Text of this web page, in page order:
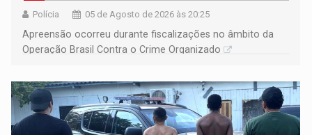
Polícia 05 de Agosto de 2026 às 20:25
Apreensão ocorreu durante fiscalizações no âmbito da
Operação Brasil Contra o Crime Organizado